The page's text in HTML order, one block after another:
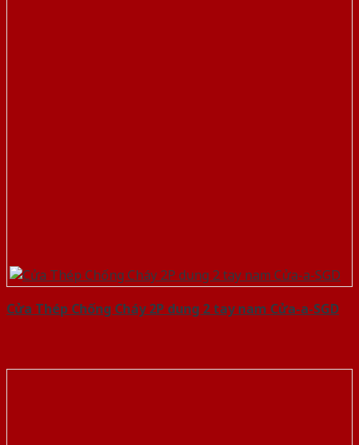
Cửa Thép Chống Cháy 2P dung 2 tay nam Cửa-a-SGD